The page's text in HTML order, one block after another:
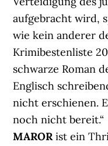
aufgebracht wird,
wie kein anderer
Krimibestenliste
schwarze Roman
Englisch
nicht erschienen.
noch nicht bereit.“
MARORist ein